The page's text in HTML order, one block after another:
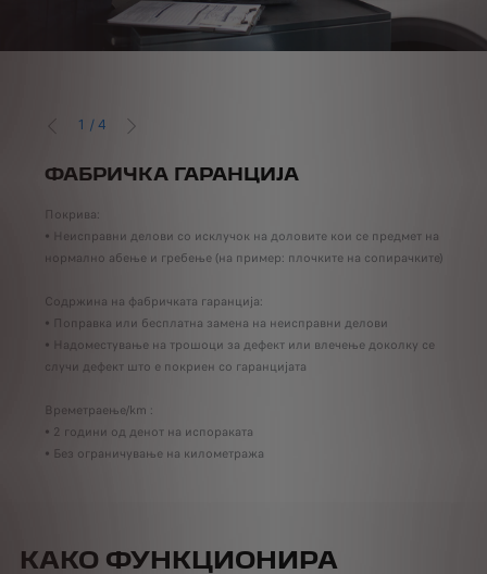
1 /4
ФАБРИЧКА ГАРАНЦИЈА
Покрива:
• Неисправни делови со исклучок на доловите кои се предмет на
нормално абење и гребење (на пример: плочките на сопирачките)
Coдржина на фабричката гаранција:
• Поправка или бесплатна замена на неисправни делови
• Надоместување на трошоци за дефект или влечење доколку се
случи дефект што е покриен со гаранцијата
Времетраење/km :
• 2 години од денот на испораката
• Без ограничување на километража
КАКО ФУНКЦИОНИРА